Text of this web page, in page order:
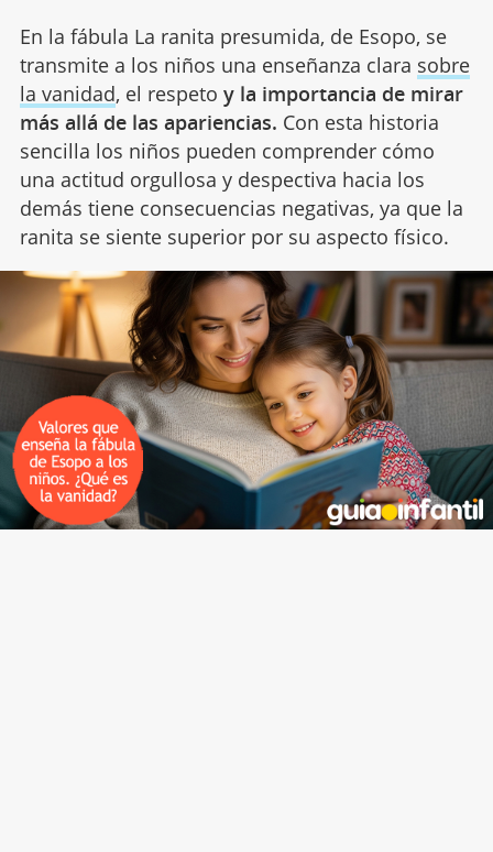
En la fábula La ranita presumida, de Esopo, se
transmite a los niños una enseñanza clara sobre
la vanidad, el respeto y la importancia de mirar
más allá de las apariencias. Con esta historia
sencilla los niños pueden comprender cómo
una actitud orgullosa y despectiva hacia los
demás tiene consecuencias negativas, ya que la
ranita se siente superior por su aspecto físico.